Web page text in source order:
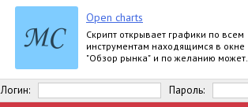
Open charts
Скрипт открывает графики по всем
инструментам находящимся в окне
"Обзор рынка" и по желанию может
шаблон.
Логин: Пароль: